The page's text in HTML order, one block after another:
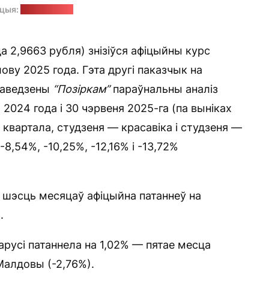
2,9663 рубля) знізіўся афіцыйны курс
2025 года. Гэта другі паказчык на
“Позіркам”параўнальны аналіз
года і 30 чэрвеня 2025-га (па выніках
студзеня — красавіка і студзеня —
-10,25%, -12,16% і -13,72%
месяцаў афіцыйна патаннеў на
патаннела на 1,02% — пятае месца
Малдовы (-2,76%).